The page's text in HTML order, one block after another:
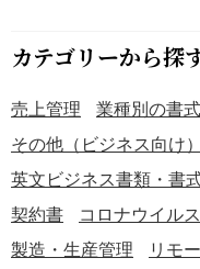
ダウンロード後すぐに編
hikawa-roudoukyoku/） ※最新の作業環境測定指針や行政通
知等も参照してくださ
カテゴリーから探
売上管理 業種別の書式
その他（ビジネス向け）
英文ビジネス書類・書
契約書
コロナウイル
製造・生産管理
リモ